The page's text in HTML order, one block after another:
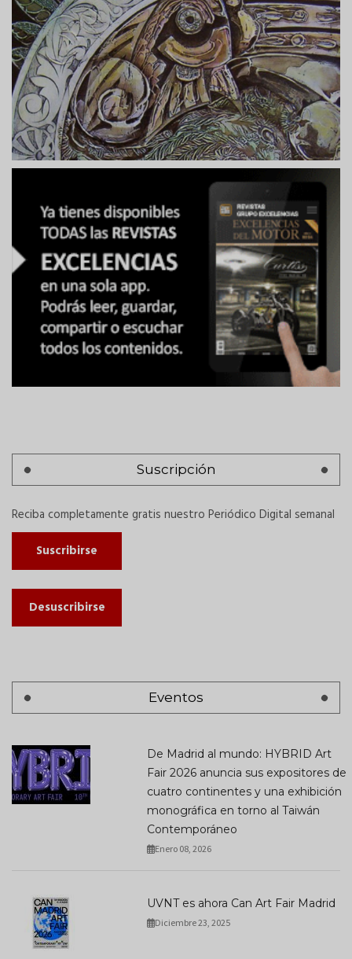
Suscripción
Reciba completamente gratis nuestro Periódico Digital semanal
Suscribirse
Desuscribirse
Eventos
De Madrid al mundo: HYBRID Art
Fair 2026 anuncia sus expositores de
cuatro continentes y una exhibición
monográfica en torno al Taiwán
Contemporáneo
Enero 08, 2026
UVNT es ahora Can Art Fair Madrid
Diciembre 23, 2025